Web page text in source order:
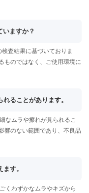
ますか？
査結果に基づいておりま
ものではなく、ご使用環境に
ることがあります。
なムラや擦れが見られるこ
響のない範囲であり、不良品
す。
くわずかなムラやキズから